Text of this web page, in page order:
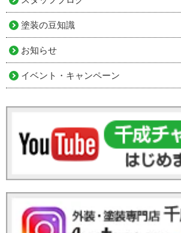
塗装の豆知識
お知らせ
イベント・キャンペーン